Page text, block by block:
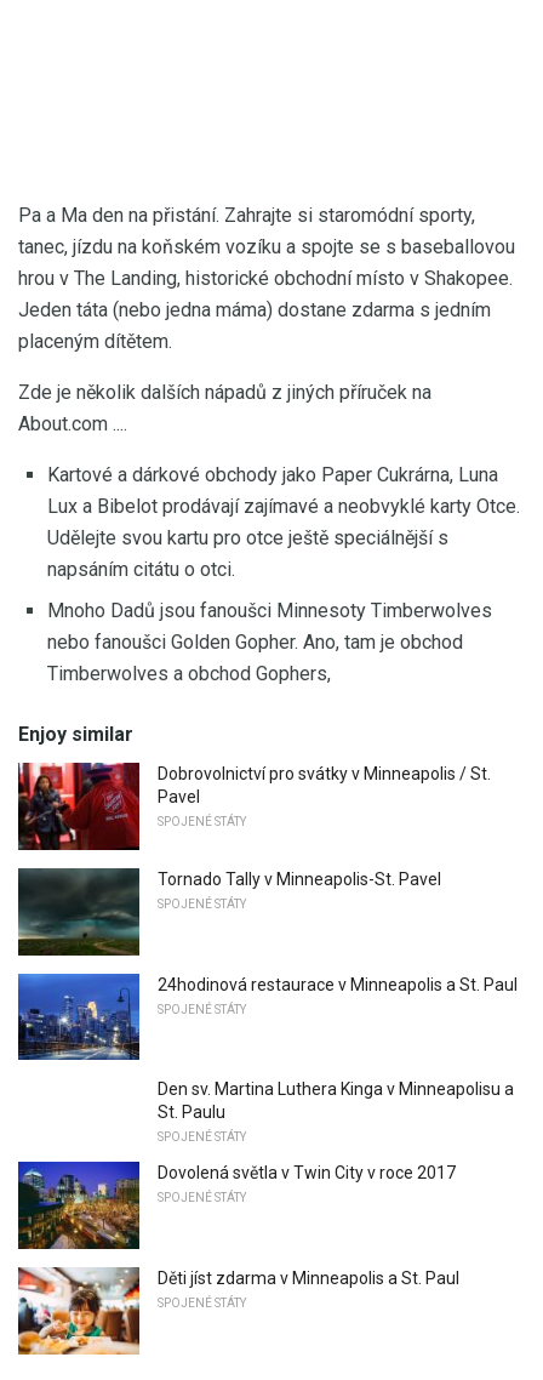
Pa a Ma den na přistání. Zahrajte si staromódní sporty,
tanec, jízdu na koňském vozíku a spojte se s baseballovou
hrou v The Landing, historické obchodní místo v Shakopee.
Jeden táta (nebo jedna máma) dostane zdarma s jedním
placeným dítětem.
Zde je několik dalších nápadů z jiných příruček na
About.com ....
Kartové a dárkové obchody jako Paper Cukrárna, Luna
Lux a Bibelot prodávají zajímavé a neobvyklé karty Otce.
Udělejte svou kartu pro otce ještě speciálnější s
napsáním citátu o otci.
Mnoho Dadů jsou fanoušci Minnesoty Timberwolves
nebo fanoušci Golden Gopher. Ano, tam je obchod
Timberwolves a obchod Gophers,
Enjoy similar
Dobrovolnictví pro svátky v Minneapolis / St.
Pavel
SPOJENÉ STÁTY
Tornado Tally v Minneapolis-St. Pavel
SPOJENÉ STÁTY
24hodinová restaurace v Minneapolis a St. Paul
SPOJENÉ STÁTY
Den sv. Martina Luthera Kinga v Minneapolisu a
St. Paulu
SPOJENÉ STÁTY
Dovolená světla v Twin City v roce 2017
SPOJENÉ STÁTY
Děti jíst zdarma v Minneapolis a St. Paul
SPOJENÉ STÁTY